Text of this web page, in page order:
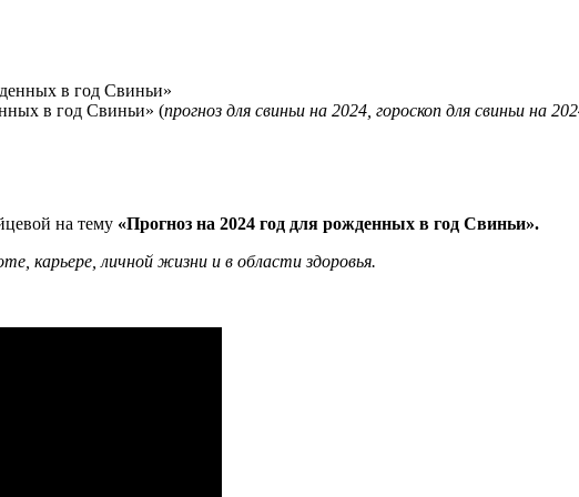
в год Свиньи» (прогноз для свиньи на 2024, гороскоп для свиньи на
на тему «Прогноз на 2024 год для рожденных в год Свиньи».
карьере, личной жизни и в области здоровья.